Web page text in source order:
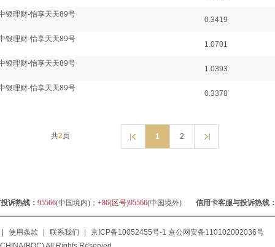
银理财-怡享天天89号
0.3419
银理财-怡享天天89号
1.0701
银理财-怡享天天89号
1.0393
银理财-怡享天天89号
0.3378
共2页 1 2
诉热线： 95566(中国境内)； +86(区号)95566(中国境外) 信用卡客服与投诉热线：
使用条款 联系我们 京ICP备10052455号-1 京公网安备110102002036号